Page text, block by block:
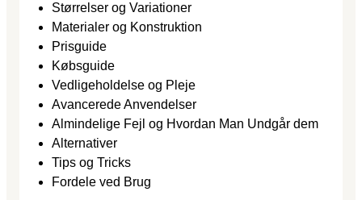
Størrelser og Variationer
Materialer og Konstruktion
Prisguide
Købsguide
Vedligeholdelse og Pleje
Avancerede Anvendelser
Almindelige Fejl og Hvordan Man Undgår dem
Alternativer
Tips og Tricks
Fordele ved Brug